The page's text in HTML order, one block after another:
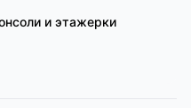
и этажерки